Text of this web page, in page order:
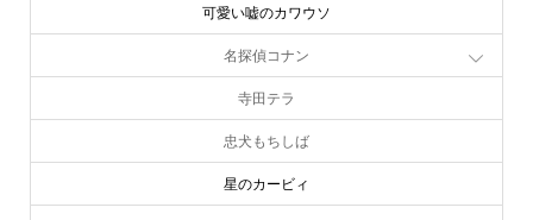
可愛い嘘のカワウソ
名探偵コナン
寺田テラ
忠犬もちしば
星のカービィ